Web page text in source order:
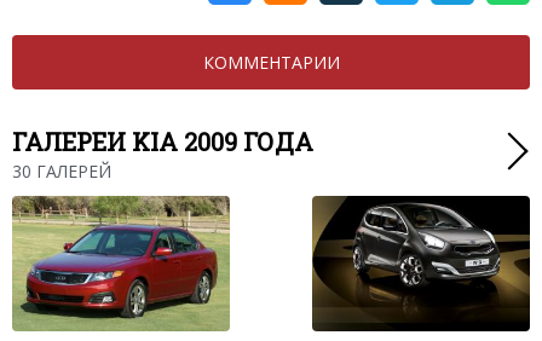
КОММЕНТАРИИ
ГАЛЕРЕИ KIA 2009 ГОДА
30 ГАЛЕРЕЙ